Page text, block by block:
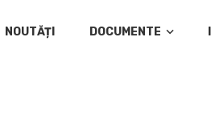
NOUTĂȚI DOCUMENTE